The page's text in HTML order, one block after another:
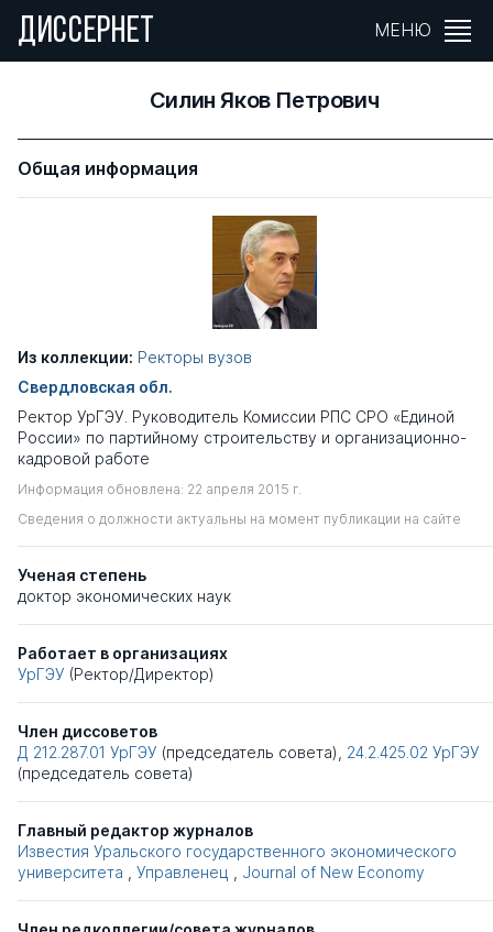
ДИССЕРНЕТ МЕНЮ
Силин Яков Петрович
Общая информация
Из коллекции: Ректоры вузов
Свердловская обл.
Ректор УрГЭУ. Руководитель Комиссии РПС СРО «Единой
России» по партийному строительству и организационно-
кадровой работе
Информация обновлена: 22 апреля 2015 г.
Сведения о должности актуальны на момент публикации на сайте
Ученая степень
доктор экономических наук
Работает в организациях
УрГЭУ (Ректор/Директор)
Член диссоветов
Д 212.287.01 УрГЭУ (председатель совета), 24.2.425.02 УрГЭУ
(председатель совета)
Главный редактор журналов
Известия Уральского государственного экономического
университета
Управленец Journal of New Economy